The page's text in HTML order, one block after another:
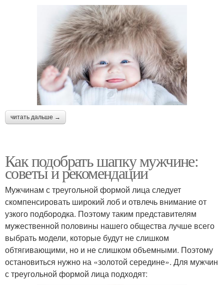
читать дальше →
Как подобрать шапку мужчине:
советы и рекомендации
Мужчинам с треугольной формой лица следует
скомпенсировать широкий лоб и отвлечь внимание от
узкого подбородка. Поэтому таким представителям
мужественной половины нашего общества лучше всего
выбрать модели, которые будут не слишком
обтягивающими, но и не слишком объемными. Поэтому
остановиться нужно на «золотой середине». Для мужчин
с треугольной формой лица подходят: